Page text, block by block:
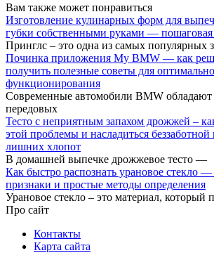
Вам также может понравиться
Изготовление кулинарных форм для
губки собственными руками — пошаговая
Принглс – это одна из самых популярных
Починка приложения My BMW — как
получить полезные советы для
функционирования
Современные автомобили BMW
передовых
Тесто с неприятным запахом дрожжей –
этой проблемы и насладиться беззаботной
лишних хлопот
В домашней выпечке дрожжевое тесто —
Как быстро распознать урановое стекло
признаки и простые методы определения
Урановое стекло – это материал, который
Про сайт
Контакты
Карта сайта